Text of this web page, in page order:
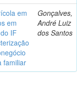
em
em
IF
familiar
Gonçalves,
André Luiz
dos Santos